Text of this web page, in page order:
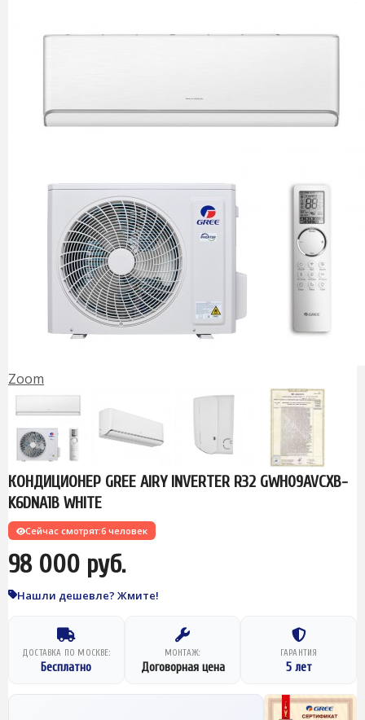
Zoom
КОНДИЦИОНЕР GREE AIRY INVERTER R32 GWH09AVCXB-
K6DNA1B WHITE
Сейчас смотрят:6 человек
98 000 руб.
Нашли дешевле? Жмите!
ДОСТАВКА ПО МОСКВЕ:
Бесплатно
МОНТАЖ:
Договорная цена
ГАРАНТИЯ
5 лет